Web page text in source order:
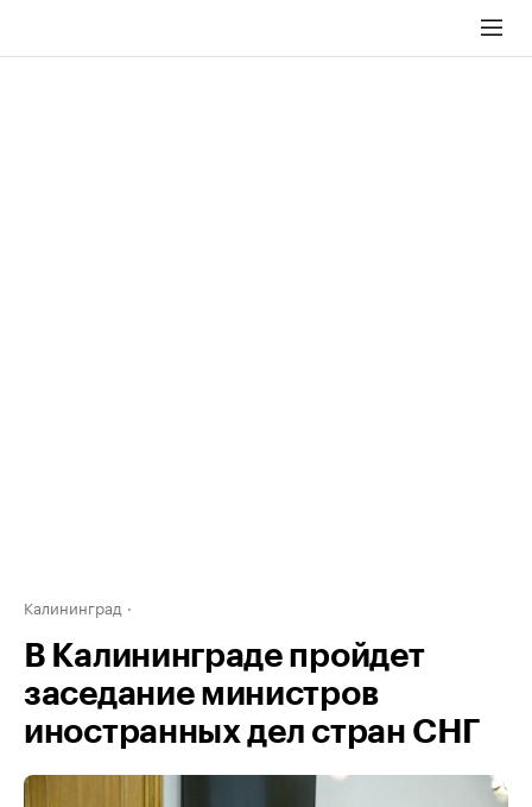
Калининград
В Калининграде пройдет
заседание министров
иностранных дел стран СНГ